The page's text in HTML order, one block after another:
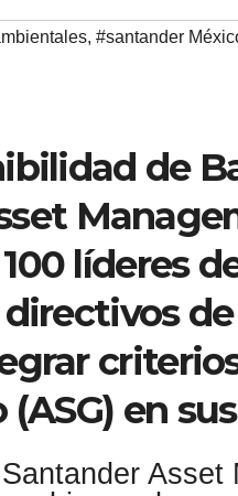
, #santander
de
líderes
en
Asset